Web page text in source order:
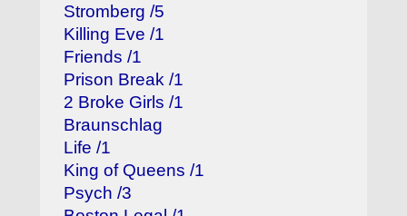
Stromberg /5
Killing Eve /1
Friends /1
Prison Break /1
2 Broke Girls /1
Braunschlag
Life /1
King of Queens /1
Psych /3